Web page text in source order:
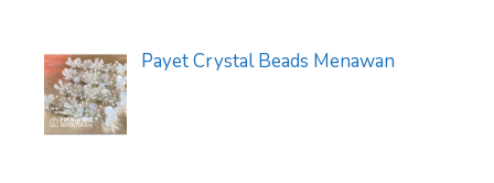
Payet Crystal Beads Menawan